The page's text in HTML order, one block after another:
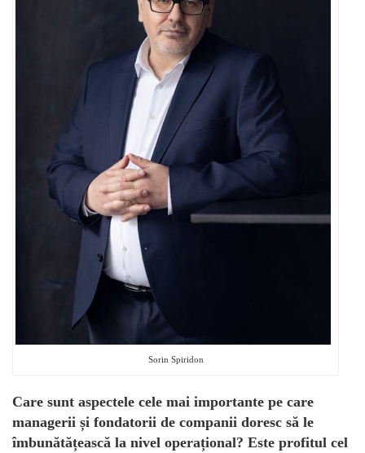
Sorin Spiridon
Care sunt aspectele cele mai importante pe care
managerii și fondatorii de companii doresc să le
îmbunătățească la nivel operațional? Este profitul cel